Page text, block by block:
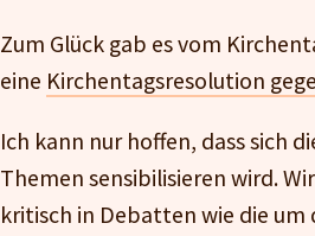
Zum Glück gab es vom
eine Kirchentagsresolution
Ich kann nur hoffen, dass sich
Themen sensibilisieren wird.
kritisch in Debatten wie die um